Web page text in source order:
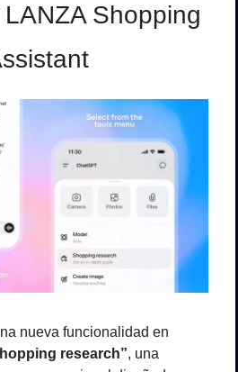
Shopping
nueva funcionalidad en
research”, una